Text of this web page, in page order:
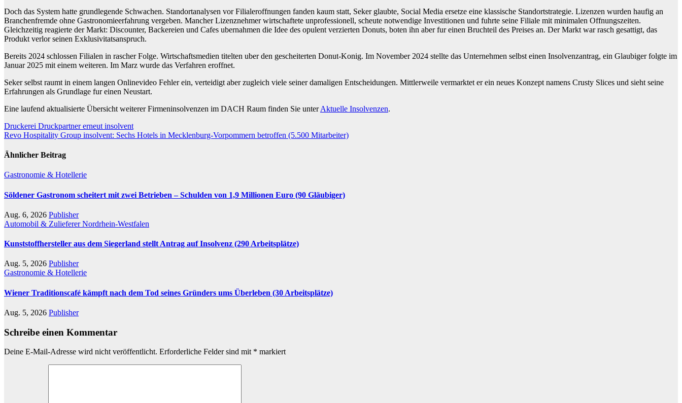
Doch das System hatte grundlegende Schwachen. Standortanalysen vor Filialeroffnungen fanden kaum statt, Seker glaubte, Social Media ersetze eine klassische Standortstrategie. Lizenzen wurden haufig an
Branchenfremde ohne Gastronomieerfahrung vergeben. Mancher Lizenznehmer wirtschaftete unprofessionell, scheute notwendige Investitionen und fuhrte seine Filiale mit minimalen Offnungszeiten.
Gleichzeitig reagierte der Markt: Discounter, Backereien und Cafes ubernahmen die Idee des opulent verzierten Donuts, boten ihn aber fur einen Bruchteil des Preises an. Der Markt war rasch gesattigt, das
Produkt verlor seinen Exklusivitatsanspruch.
Bereits 2024 schlossen Filialen in rascher Folge. Wirtschaftsmedien titelten uber den gescheiterten Donut-Konig. Im November 2024 stellte das Unternehmen selbst einen Insolvenzantrag, ein Glaubiger folgte im
Januar 2025 mit einem weiteren. Im Marz wurde das Verfahren eroffnet.
Seker selbst raumt in einem langen Onlinevideo Fehler ein, verteidigt aber zugleich viele seiner damaligen Entscheidungen. Mittlerweile vermarktet er ein neues Konzept namens Crusty Slices und sieht seine
Erfahrungen als Grundlage fur einen Neustart.
Eine laufend aktualisierte Übersicht weiterer Firmeninsolvenzen im DACH Raum finden Sie unterAktuelle Insolvenzen.
Beitragsnavigation
Druckerei Druckpartner erneut insolvent
Revo Hospitality Group insolvent: Sechs Hotels in Mecklenburg-Vorpommern betroffen (5.500 Mitarbeiter)
Ähnlicher Beitrag
Gastronomie & Hotellerie
Söldener Gastronom scheitert mit zwei Betrieben – Schulden von 1,9 Millionen Euro (90 Gläubiger)
Aug. 6, 2026 Publisher
Automobil & ZuliefererNordrhein-Westfalen
Kunststoffhersteller aus dem Siegerland stellt Antrag auf Insolvenz (290 Arbeitsplätze)
Aug. 5, 2026 Publisher
Gastronomie & Hotellerie
Wiener Traditionscafé kämpft nach dem Tod seines Gründers ums Überleben (30 Arbeitsplätze)
Aug. 5, 2026 Publisher
Schreibe einen Kommentar
Deine E-Mail-Adresse wird nicht veröffentlicht. Erforderliche Felder sind mit * markiert